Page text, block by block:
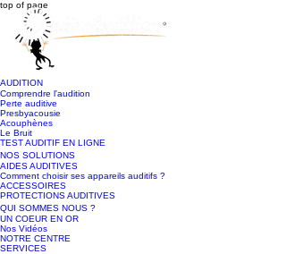
top of page
AUDITION
Comprendre l'audition
Perte auditive
Presbyacousie
Acouphènes
Le Bruit
TEST AUDITIF EN LIGNE
NOS SOLUTIONS
AIDES AUDITIVES
Comment choisir ses appareils auditifs ?
ACCESSOIRES
PROTECTIONS AUDITIVES
QUI SOMMES NOUS ?
UN COEUR EN OR
Nos Vidéos
NOTRE CENTRE
SERVICES